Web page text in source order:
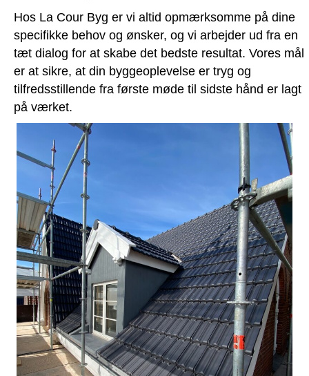
Hos La Cour Byg er vi altid opmærksomme på dine
specifikke behov og ønsker, og vi arbejder ud fra en
tæt dialog for at skabe det bedste resultat. Vores mål
er at sikre, at din byggeoplevelse er tryg og
tilfredsstillende fra første møde til sidste hånd er lagt
på værket.